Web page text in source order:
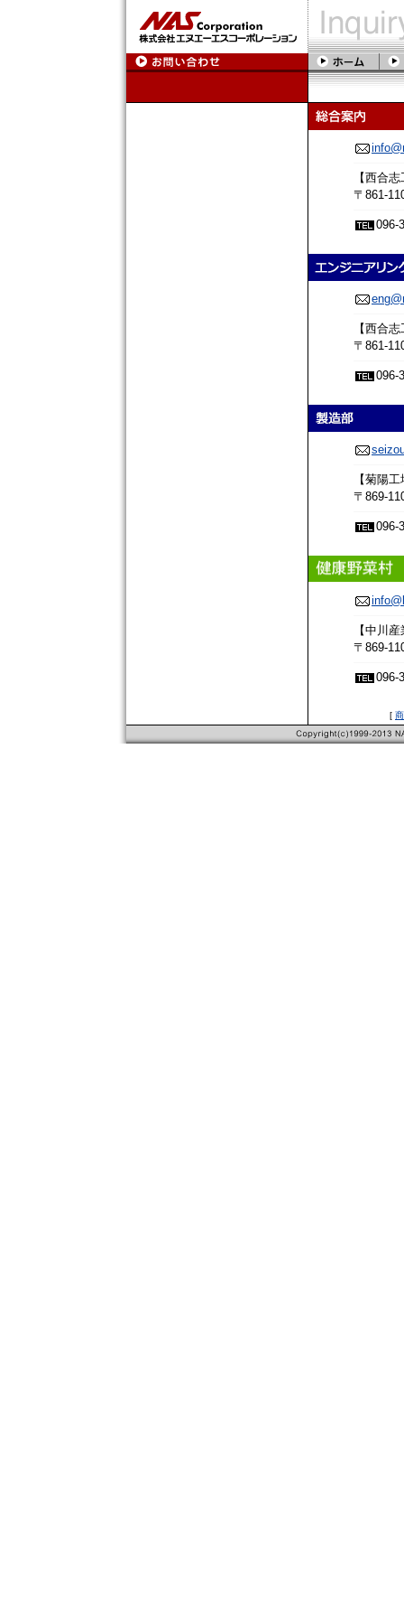
【西合
〒861-
096-
【西合
〒861-
096-
【菊陽
〒869-
096-
【中川
〒869-
096-
[